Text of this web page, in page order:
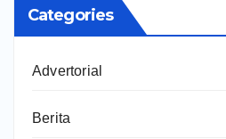
Categories
Advertorial
Berita